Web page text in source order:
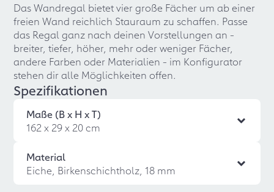
Das Wandregal bietet vier große Fächer um ab einer
freien Wand reichlich Stauraum zu schaffen. Passe
das Regal ganz nach deinen Vorstellungen an -
breiter, tiefer, höher, mehr oder weniger Fächer,
andere Farben oder Materialien - im Konfigurator
stehen dir alle Möglichkeiten offen.
Spezifikationen
Maße (B x H x T)
162 x 29 x 20 cm
Material
Eiche, Birkenschichtholz, 18 mm